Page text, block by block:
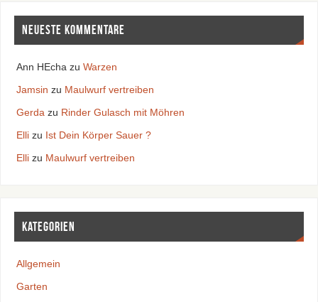
Neueste Kommentare
Ann HEchazu Warzen
Jamsin zu Maulwurf vertreiben
Gerdazu Rinder Gulasch mit Möhren
Ellizu Ist Dein Körper Sauer ?
Ellizu Maulwurf vertreiben
Kategorien
Allgemein
Garten